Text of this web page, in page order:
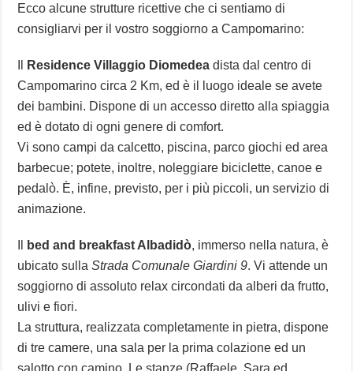
Ecco alcune strutture ricettive che ci sentiamo di
consigliarvi per il vostro soggiorno a Campomarino:
Residence Villaggio Diomedea dista dal centro di
Campomarino circa 2 Km, ed è il luogo ideale se avete
dei bambini. Dispone di un accesso diretto alla spiaggia
ed è dotato di ogni genere di comfort.
Vi sono campi da calcetto, piscina, parco giochi ed area
barbecue; potete, inoltre, noleggiare biciclette, canoe e
pedalò. È, infine, previsto, per i più piccoli, un servizio di
animazione.
bed and breakfast Albadidò, immerso nella natura, è
ubicato sullaStrada Comunale Giardini 9. Vi attende un
soggiorno di assoluto relax circondati da alberi da frutto,
ulivi e fiori.
La struttura, realizzata completamente in pietra, dispone
di tre camere, una sala per la prima colazione ed un
salotto con camino. Le stanze (Raffaele, Sara ed